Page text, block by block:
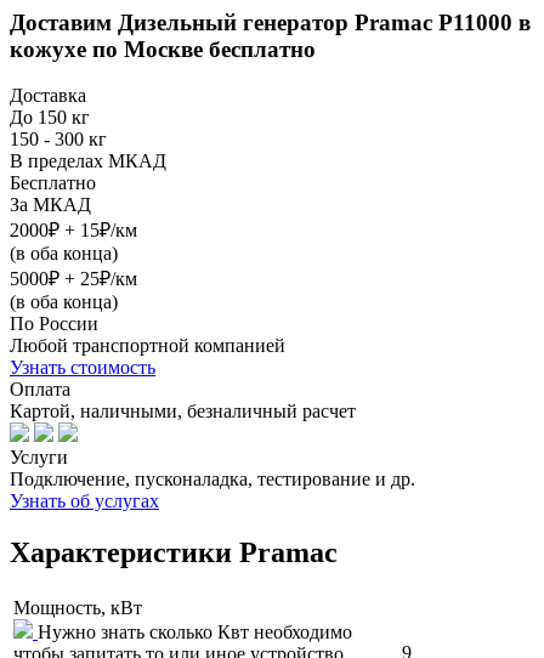
Доставим Дизельный генератор Pramac P11000 в
кожухе по Москве бесплатно
Доставка
До 150 кг
150 - 300 кг
В пределах МКАД
Бесплатно
За МКАД
2000₽ + 15₽/км
(в оба конца)
5000₽ + 25₽/км
(в оба конца)
По России
Любой транспортной компанией
Узнать стоимость
Оплата
Картой, наличными, безналичный расчет
Услуги
Подключение, пусконаладка, тестирование и др.
Узнать об услугах
Характеристики Pramac
Мощность, кВт
Нужно знать сколько Квт необходимо
9